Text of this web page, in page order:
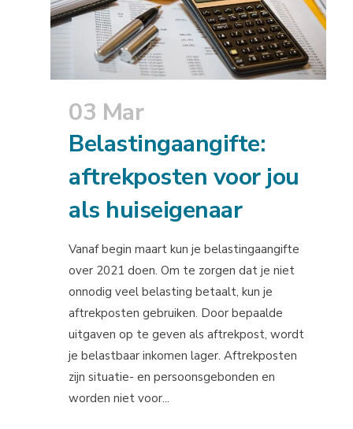
03 Mar
Belastingaangifte:
aftrekposten voor jou
als huiseigenaar
Vanaf begin maart kun je belastingaangifte
over 2021 doen. Om te zorgen dat je niet
onnodig veel belasting betaalt, kun je
aftrekposten gebruiken. Door bepaalde
uitgaven op te geven als aftrekpost, wordt
je belastbaar inkomen lager. Aftrekposten
zijn situatie- en persoonsgebonden en
worden niet voor...